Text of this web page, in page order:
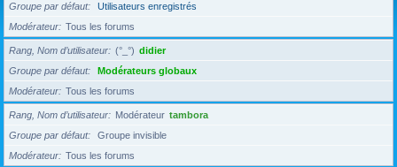
Groupe par défaut
Utilisateurs enregistrés
Modérateur
Tous les forums
Rang, Nom d’utilisateur (°_°) didier
Groupe par défaut
Modérateurs globaux
Modérateur
Tous les forums
Rang, Nom d’utilisateur Modérateur tambora
Groupe par défaut
Groupe invisible
Modérateur
Tous les forums